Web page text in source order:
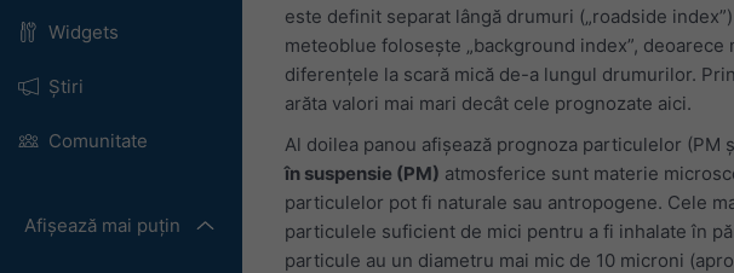
Widgets
Știri
Comunitate
Afișează mai puțin
este definit separat lângă drumuri („roadside
meteoblue folosește „background index”,
diferențele la scară mică de-a lungul drumurilor.
arăta valori mai mari decât cele prognozate aici.
Al doilea panou afișează prognoza particulelor (PM
în suspensie (PM) atmosferice sunt materie
particulelor pot fi naturale sau antropogene. Cele
particulele suficient de mici pentru a fi inhalate în
particule au un diametru mai mic de 10 microni